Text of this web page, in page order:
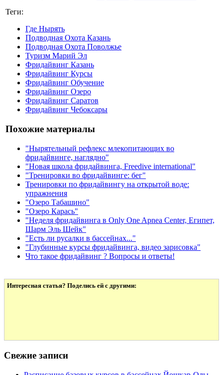
Теги:
Где Нырять
Подводная Охота Казань
Подводная Охота Поволжье
Туризм Марий Эл
Фридайвинг Казань
Фридайвинг Курсы
Фридайвинг Обучение
Фридайвинг Озеро
Фридайвинг Саратов
Фридайвинг Чебоксары
Похожие материалы
"Нырятельный рефлекс млекопитающих во
фридайвинге, наглядно"
"Новая школа фридайвинга, Freedive international"
"Тренировки во фридайвинге: бег"
Тренировки по фридайвингу на открытой воде:
упражнения
"Озеро Табашино"
"Озеро Карась"
"Неделя фридайвинга в Only One Apnea Center, Египет,
Шарм Эль Шейк"
"Есть ли русалки в бассейнах..."
"Глубинные курсы фридайвинга, видео зарисовка"
Что такое фридайвинг ? Вопросы и ответы!
Интересная статья? Поделись ей с другими:
Свежие записи